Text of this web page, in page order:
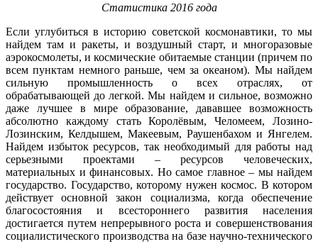
Статистика 2016 года
Если углубиться в историю советской космонавтики, то мы
найдем там и ракеты, и воздушный старт, и многоразовые
аэрокосмолеты, и космические обитаемые станции (причем по
всем пунктам немного раньше, чем за океаном). Мы найдем
сильную промышленность о всех отраслях, от
обрабатывающей до легкой. Мы найдем и сильное, возможно
даже лучшее в мире образование, дававшее возможность
абсолютно каждому стать Королёвым, Челомеем, Лозино-
Лозинским, Келдышем, Макеевым, Раушенбахом и Янгелем.
Найдем избыток ресурсов, так необходимый для работы над
серьезными проектами – ресурсов человеческих,
материальных и финансовых. Но самое главное – мы найдем
государство. Государство, которому нужен космос. В котором
действует основной закон социализма, когда обеспечение
благосостояния и всестороннего развития населения
достигается путем непрерывного роста и совершенствования
социалистического производства на базе научно-технического